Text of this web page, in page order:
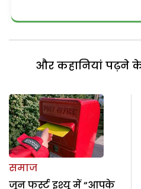
और कहानियां पढ़ने
समाज
जून फर्स्ट इश्यू में “आपके